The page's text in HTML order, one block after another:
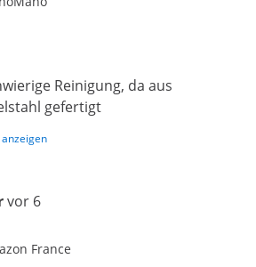
Reinigung, da aus
gefertigt
vor 6
France